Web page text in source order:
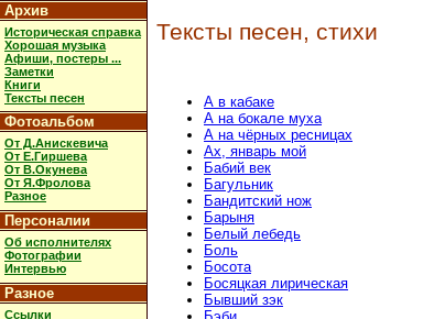
Архив
Историческая справка
Хорошая музыка
Афиши, постеры ...
Заметки
Книги
Тексты песен
Фотоальбом
От Д.Анискевича
От Е.Гиршева
От В.Окунева
От Я.Фролова
Разное
Персоналии
Об исполнителях
Фотографии
Интервью
Разное
Ссылки
Тексты песен, стихи
А в кабаке
А на бокале муха
А на чёрных ресницах
Ах, январь мой
Бабий век
Багульник
Бандитский нож
Барыня
Белый лебедь
Боль
Босота
Босяцкая лирическая
Бывший зэк